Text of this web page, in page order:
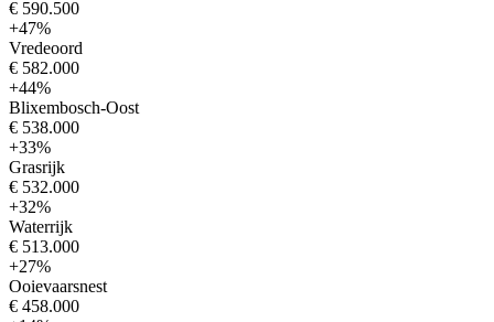
€ 590.500
+47%
Vredeoord
€ 582.000
+44%
Blixembosch-Oost
€ 538.000
+33%
Grasrijk
€ 532.000
+32%
Waterrijk
€ 513.000
+27%
Ooievaarsnest
€ 458.000